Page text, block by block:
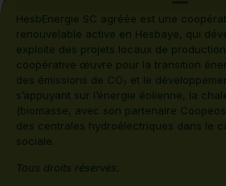
HesbEnergie SC agréée est une
renouvelable active en Hesbaye, qui
exploite des projets locaux de production
coopérative œuvre pour la transition
des émissions de CO₂ et le
s’appuyant sur l’énergie éolienne, la
(biomasse, avec son partenaire
des centrales hydroélectriques dans le
sociale.
Tous droits réservés.